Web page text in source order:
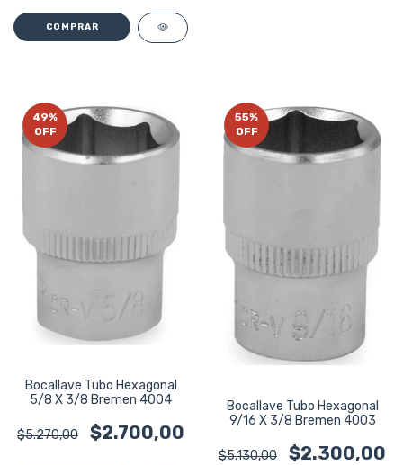
49%
OFF
Bocallave Tubo Hexagonal
5/8 X 3/8 Bremen 4004
$5.270,00 $2.700,00
55%
OFF
Bocallave Tubo Hexagonal
9/16 X 3/8 Bremen 4003
$5.130,00 $2.300,00